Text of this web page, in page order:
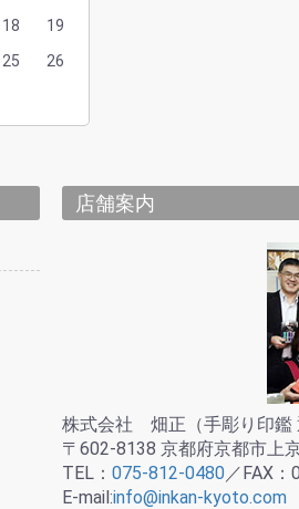
18
19
25
26
店舗案内
株式会社 畑正（手彫り印鑑
〒602-8138 京都府京都市上
TEL： 075-812-0480／FAX
E-mail:info@inkan-kyoto.com